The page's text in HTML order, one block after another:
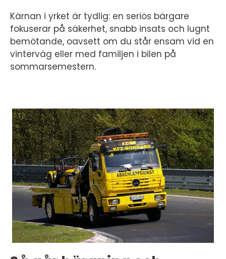
Kärnan i yrket är tydlig: en seriös bärgare
fokuserar på säkerhet, snabb insats och lugnt
bemötande, oavsett om du står ensam vid en
vinterväg eller med familjen i bilen på
sommarsemestern.